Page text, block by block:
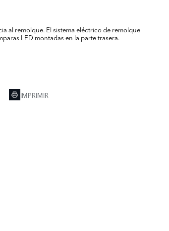
al remolque. El sistema eléctrico de remolque
LED montadas en la parte trasera.
IMPRIMIR